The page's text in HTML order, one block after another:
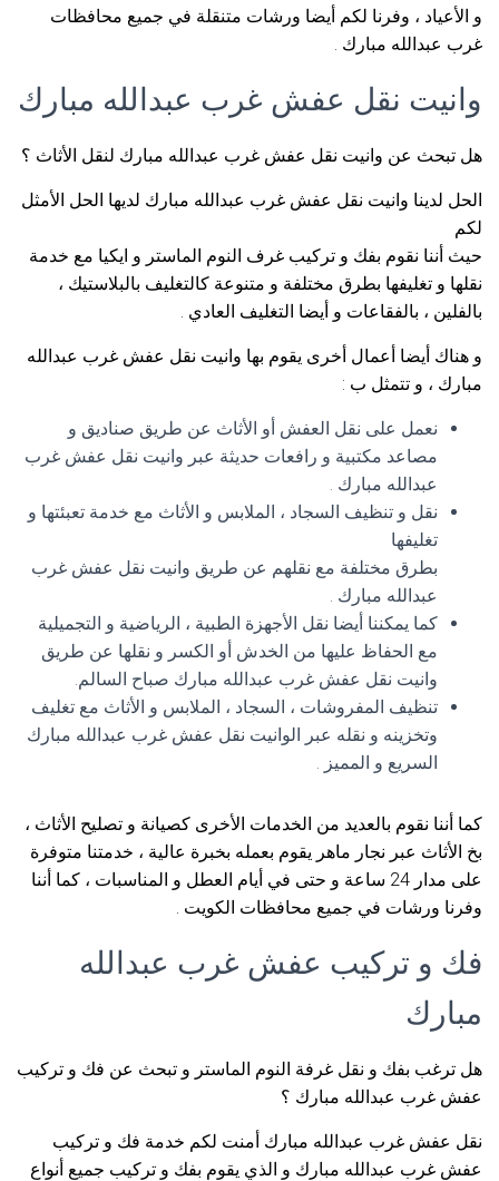
و الأعياد ، وفرنا لكم أيضا ورشات متنقلة في جميع محافظات
غرب عبدالله مبارك .
وانيت نقل عفش غرب عبدالله مبارك
هل تبحث عن وانيت نقل عفش غرب عبدالله مبارك لنقل الأثاث ؟
الحل لدينا وانيت نقل عفش غرب عبدالله مبارك لديها الحل الأمثل
لكم
حيث أننا نقوم بفك و تركيب غرف النوم الماستر و ايكيا مع خدمة
نقلها و تغليفها بطرق مختلفة و متنوعة كالتغليف بالبلاستيك ،
بالفلين ، بالفقاعات و أيضا التغليف العادي .
و هناك أيضا أعمال أخرى يقوم بها وانيت نقل عفش غرب عبدالله
مبارك ، و تتمثل ب :
نعمل على نقل العفش أو الأثاث عن طريق صناديق و
مصاعد مكتبية و رافعات حديثة عبر وانيت نقل عفش غرب
عبدالله مبارك .
نقل و تنظيف السجاد ، الملابس و الأثاث مع خدمة تعبئتها و
تغليفها
بطرق مختلفة مع نقلهم عن طريق وانيت نقل عفش غرب
عبدالله مبارك .
كما يمكننا أيضا نقل الأجهزة الطبية ، الرياضية و التجميلية
مع الحفاظ عليها من الخدش أو الكسر و نقلها عن طريق
وانيت نقل عفش غرب عبدالله مبارك صباح السالم.
تنظيف المفروشات ، السجاد ، الملابس و الأثاث مع تغليف
وتخزينه و نقله عبر الوانيت نقل عفش غرب عبدالله مبارك
السريع و المميز .
كما أننا نقوم بالعديد من الخدمات الأخرى كصيانة و تصليح الأثاث ،
بخ الأثاث عبر نجار ماهر يقوم بعمله بخبرة عالية ، خدمتنا متوفرة
على مدار 24 ساعة و حتى في أيام العطل و المناسبات ، كما أننا
وفرنا ورشات في جميع محافظات الكويت .
فك و تركيب عفش غرب عبدالله
مبارك
هل ترغب بفك و نقل غرفة النوم الماستر و تبحث عن فك و تركيب
عفش غرب عبدالله مبارك ؟
نقل عفش غرب عبدالله مبارك أمنت لكم خدمة فك و تركيب
عفش غرب عبدالله مبارك و الذي يقوم بفك و تركيب جميع أنواع